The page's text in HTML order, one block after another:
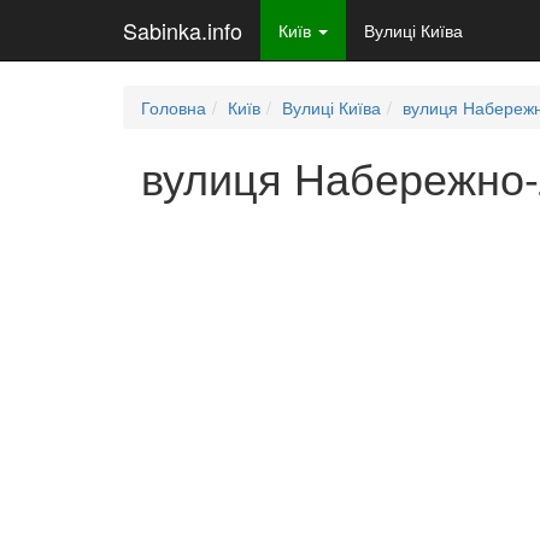
Sabinka.info Київ Вулиці Київа
Головна Київ Вулиці Київа вулиця
вулиця